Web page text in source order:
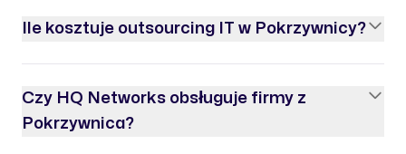
Ile kosztuje outsourcing IT w Pokrzywnicy?
Czy HQ Networks obsługuje firmy z
Pokrzywnica?